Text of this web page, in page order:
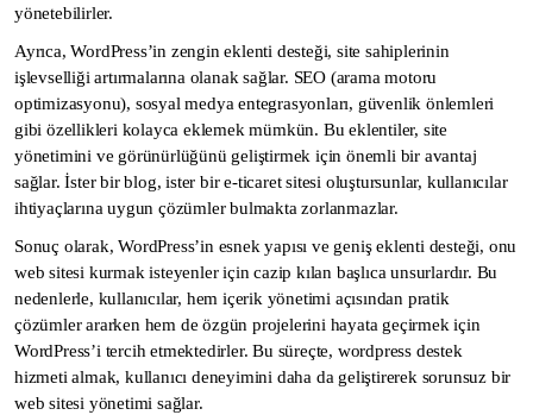
yönetebilirler.
Ayrıca, WordPress’in zengin eklenti desteği, site sahiplerinin
işlevselliği artırmalarına olanak sağlar. SEO (arama motoru
optimizasyonu), sosyal medya entegrasyonları, güvenlik önlemleri
gibi özellikleri kolayca eklemek mümkün. Bu eklentiler, site
yönetimini ve görünürlüğünü geliştirmek için önemli bir avantaj
sağlar. İster bir blog, ister bir e-ticaret sitesi oluştursunlar, kullanıcılar
ihtiyaçlarına uygun çözümler bulmakta zorlanmazlar.
Sonuç olarak, WordPress’in esnek yapısı ve geniş eklenti desteği, onu
web sitesi kurmak isteyenler için cazip kılan başlıca unsurlardır. Bu
nedenlerle, kullanıcılar, hem içerik yönetimi açısından pratik
çözümler ararken hem de özgün projelerini hayata geçirmek için
WordPress’i tercih etmektedirler. Bu süreçte, wordpress destek
hizmeti almak, kullanıcı deneyimini daha da geliştirerek sorunsuz bir
web sitesi yönetimi sağlar.